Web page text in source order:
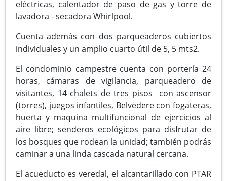
eléctricas, calentador de paso de gas y torre de
lavadora - secadora Whirlpool.
Cuenta además con dos parqueaderos cubiertos
individuales y un amplio cuarto útil de 5, 5 mts2.
El condominio campestre cuenta con portería 24
horas, cámaras de vigilancia, parqueadero de
visitantes, 14 chalets de tres pisos con ascensor
(torres), juegos infantiles, Belvedere con fogateras,
huerta y maquina multifuncional de ejercicios al
aire libre; senderos ecológicos para disfrutar de
los bosques que rodean la unidad; también podrás
caminar a una linda cascada natural cercana.
El acueducto es veredal, el alcantarillado con PTAR